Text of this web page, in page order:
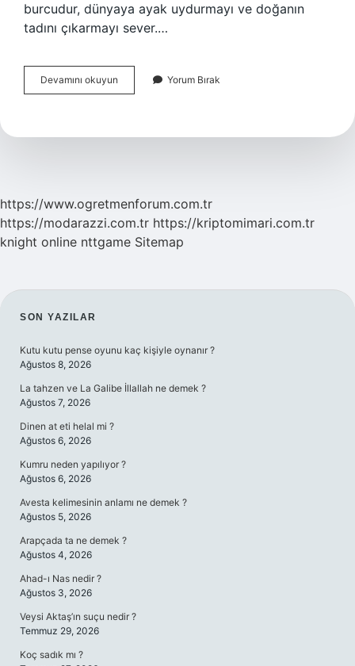
burcudur, dünyaya ayak uydurmayı ve doğanın
tadını çıkarmayı sever.…
Devamını okuyun
En
Sever
Yorum Bırak
https://www.ogretmenforum.com.tr
https://modarazzi.com.tr https://kriptomimari.com.tr
knight online nttgame Sitemap
SIDEBAR
SON YAZILAR
Kutu kutu pense oyunu kaç kişiyle oynanır ?
Ağustos 8, 2026
La tahzen ve La Galibe İllallah ne demek ?
Ağustos 7, 2026
Dinen at eti helal mi ?
Ağustos 6, 2026
Kumru neden yapılıyor ?
Ağustos 6, 2026
Avesta kelimesinin anlamı ne demek ?
Ağustos 5, 2026
Arapçada ta ne demek ?
Ağustos 4, 2026
Ahad-ı Nas nedir ?
Ağustos 3, 2026
Veysi Aktaş’ın suçu nedir ?
Temmuz 29, 2026
Koç sadık mı ?